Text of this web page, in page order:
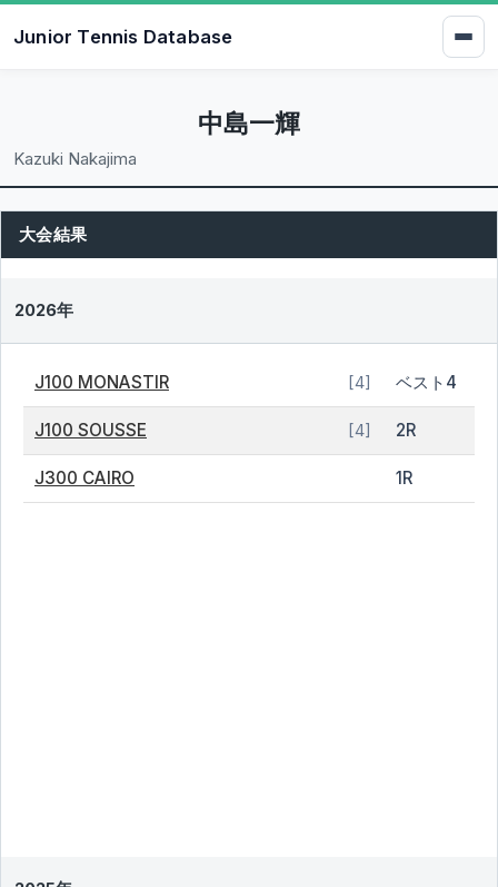
Junior Tennis Database
中島一輝
Kazuki Nakajima
大会結果
2026年
J100 MONASTIR [4] ベスト4
J100 SOUSSE [4] 2R
J300 CAIRO 1R